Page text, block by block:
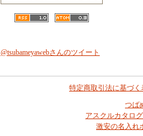
@tsubameyawebさんのツイート
特定商取引法に基づく
つば
アスクルカタログ
激安の名入れ